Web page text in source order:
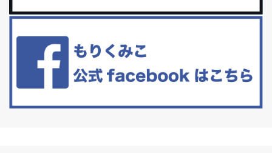
白髪・美容・免疫力、現代人に足りないのは海藻！
リーブオイルorごま油をたらす。&n...